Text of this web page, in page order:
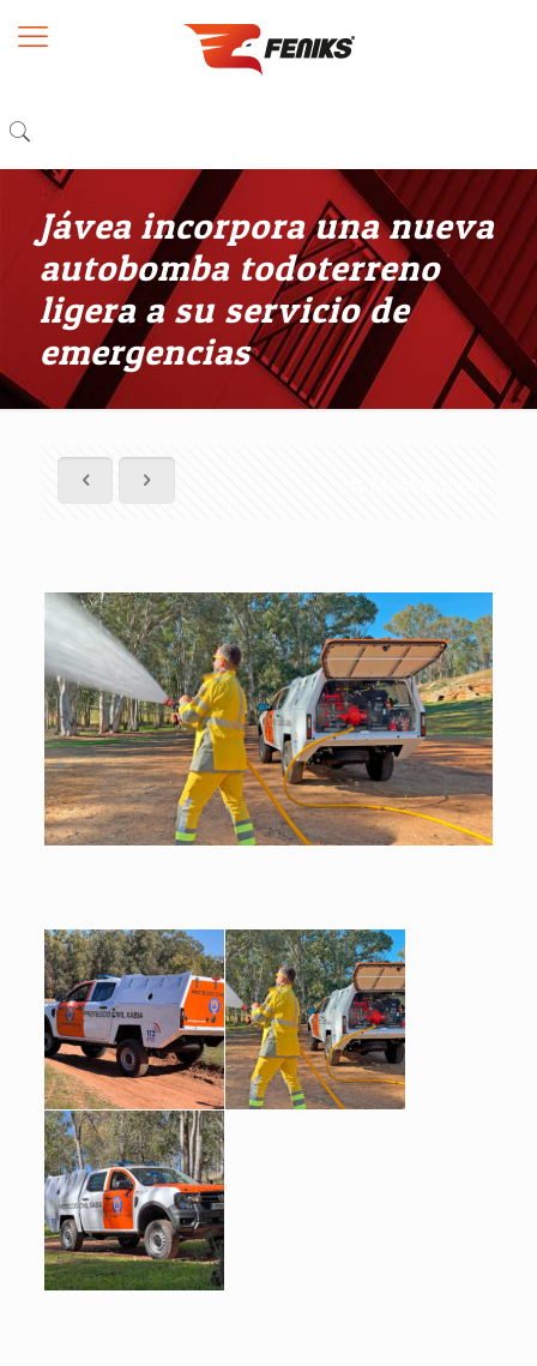
Jávea incorpora una nueva
autobomba todoterreno
ligera a su servicio de
emergencias